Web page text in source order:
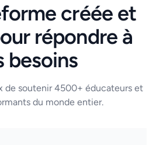
créée et
répondre à
besoins
de soutenir 4500+ éducateurs et
du monde entier.